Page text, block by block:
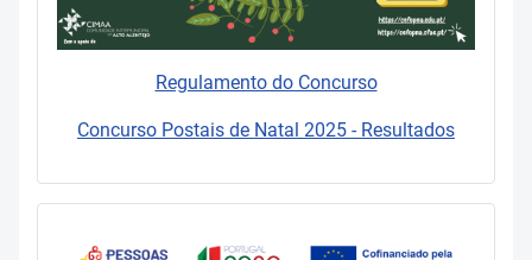
Regulamento do Concurso
Concurso Postais de Natal 2025 - Resultados